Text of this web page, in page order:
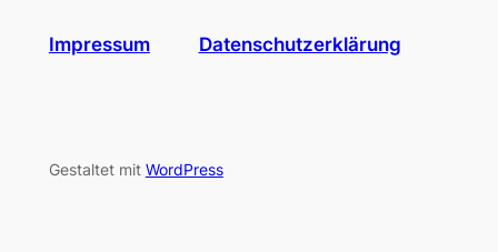
Impressum Datenschutzerklärung
Gestaltet mit WordPress